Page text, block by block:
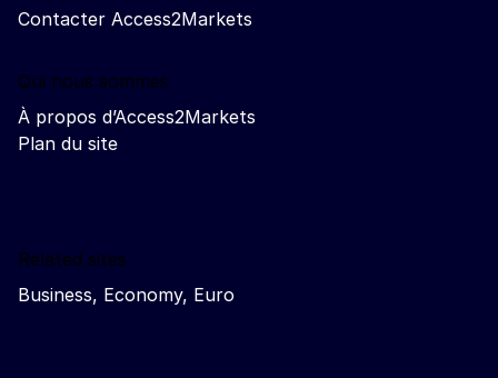
Contacter Access2Markets
Qui nous sommes
À propos d’Access2Markets
Plan du site
Related sites
Business, Economy, Euro